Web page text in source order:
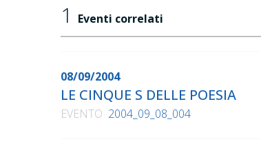
1 Eventi correlati
08/09/2004
LE CINQUE S DELLE POESIA
EVENTO 2004_09_08_004